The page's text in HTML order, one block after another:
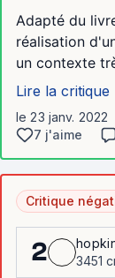
Adapté du
réalisation
un contexte
Lire la critique
le 23 janv. 2022
7 j'aime
Critique
2
3451